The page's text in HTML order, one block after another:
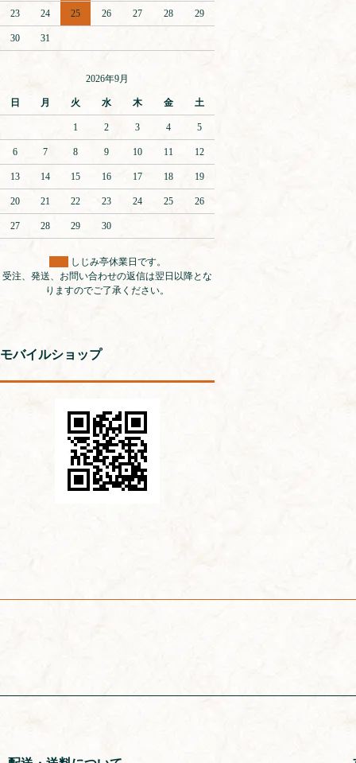
23 24 25 26 27 28 29
30 31
2026年9月
日 月 火 水 木 金 土
1 2 3 4 5
6 7 8 9 10 11 12
13 14 15 16 17 18 19
20 21 22 23 24 25 26
27 28 29 30
しじみ亭休業日です。
受注、発送、お問い合わせの返信は翌日以降とな
りますのでご了承ください。
モバイルショップ